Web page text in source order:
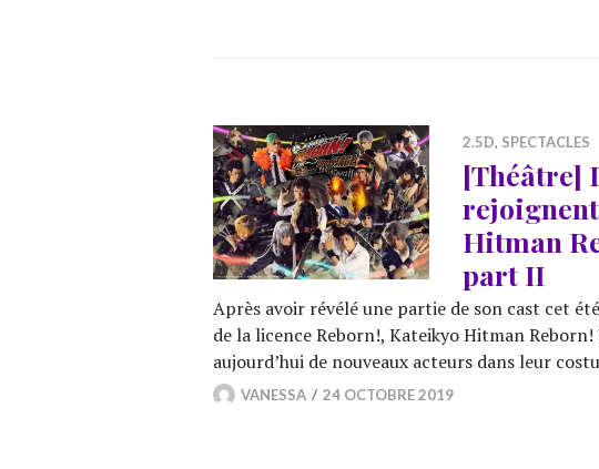
2.5D, SPECTACLES
[Théâtre]
Hitman
part II
Après avoir révélé une partie de son cast cet
de la licence Reborn!, Kateikyo Hitman
aujourd’hui de nouveaux acteurs dans leur
VANESSA 24 OCTOBRE 2019